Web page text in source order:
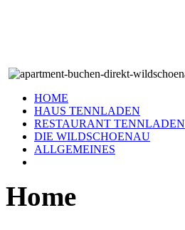
HOME
HAUS TENNLADEN
RESTAURANT TENNLADEN
DIE WILDSCHOENAU
ALLGEMEINES
Home